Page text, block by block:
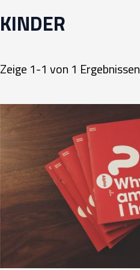
KINDER
Zeige 1-1 von 1 Ergebnissen